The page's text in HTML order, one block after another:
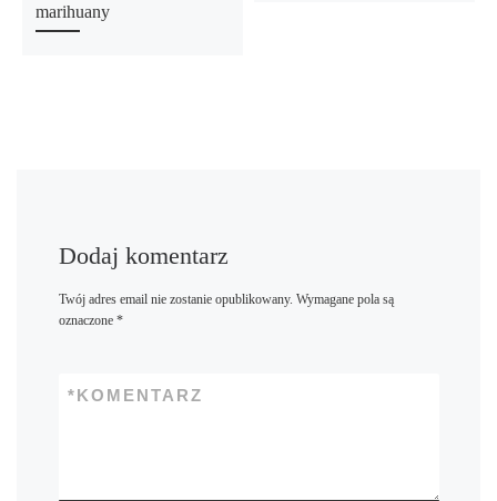
marihuany
Dodaj komentarz
Twój adres email nie zostanie opublikowany. Wymagane pola są
oznaczone *
KOMENTARZ
*